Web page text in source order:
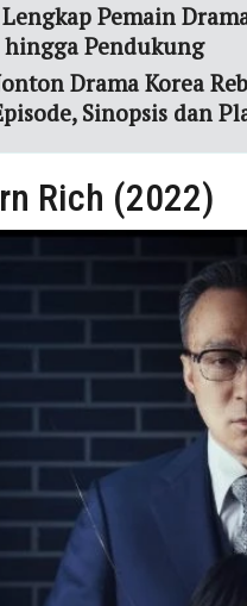
Pemain
hingga Pendukung
Drama Korea
Sinopsis dan
Rich (2022)